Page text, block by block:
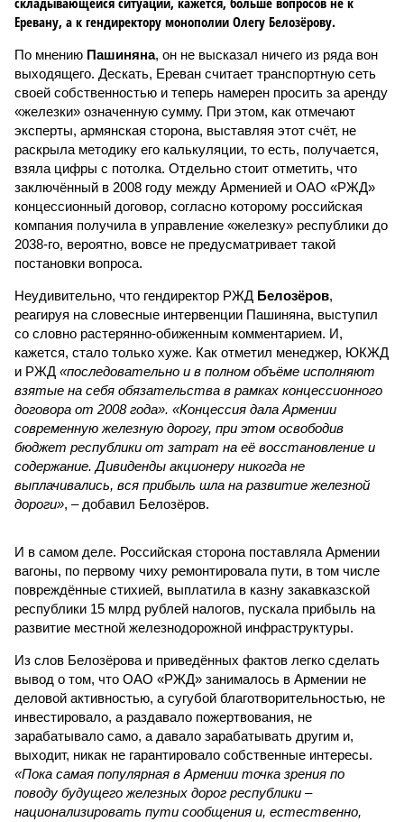
Еревану, а к гендиректору монополии Олегу Белозёрову.
По мнению Пашиняна, он не высказал ничего из ряда вон
выходящего. Дескать, Ереван считает транспортную сеть
своей собственностью и теперь намерен просить за аренду
«железки» означенную сумму. При этом, как отмечают
эксперты, армянская сторона, выставляя этот счёт, не
раскрыла методику его калькуляции, то есть, получается,
взяла цифры с потолка. Отдельно стоит отметить, что
заключённый в 2008 году между Арменией и ОАО «РЖД»
концессионный договор, согласно которому российская
компания получила в управление «железку» республики до
2038-го, вероятно, вовсе не предусматривает такой
постановки вопроса.
Неудивительно, что гендиректор РЖД Белозёров,
реагируя на словесные интервенции Пашиняна, выступил
со словно растерянно-обиженным комментарием. И,
кажется, стало только хуже. Как отметил менеджер, ЮКЖД
и РЖД «последовательно и в полном объёме исполняют
взятые на себя обязательства в рамках концессионного
договора от 2008 года». «Концессия дала Армении
современную железную дорогу, при этом освободив
бюджет республики от затрат на её восстановление и
содержание. Дивиденды акционеру никогда не
выплачивались, вся прибыль шла на развитие железной
дороги», – добавил Белозёров.
И в самом деле. Российская сторона поставляла Армении
вагоны, по первому чиху ремонтировала пути, в том числе
повреждённые стихией, выплатила в казну закавказской
республики 15 млрд рублей налогов, пускала прибыль на
развитие местной железнодорожной инфраструктуры.
Из слов Белозёрова и приведённых фактов легко сделать
вывод о том, что ОАО «РЖД» занималось в Армении не
деловой активностью, а сугубой благотворительностью, не
инвестировало, а раздавало пожертвования, не
зарабатывало само, а давало зарабатывать другим и,
выходит, никак не гарантировало собственные интересы.
«Пока самая популярная в Армении точка зрения по
поводу будущего железных дорог рес­публики –
национализировать пути сообщения и, естественно,